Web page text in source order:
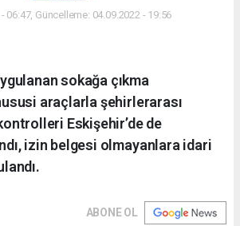
06:47, Güncelleme: 04.09.2022 - 19:56
sokağa çıkma
araçlarla şehirlerarası
Eskişehir’de de
izin belgesi olmayanlara idari
ABONE OL